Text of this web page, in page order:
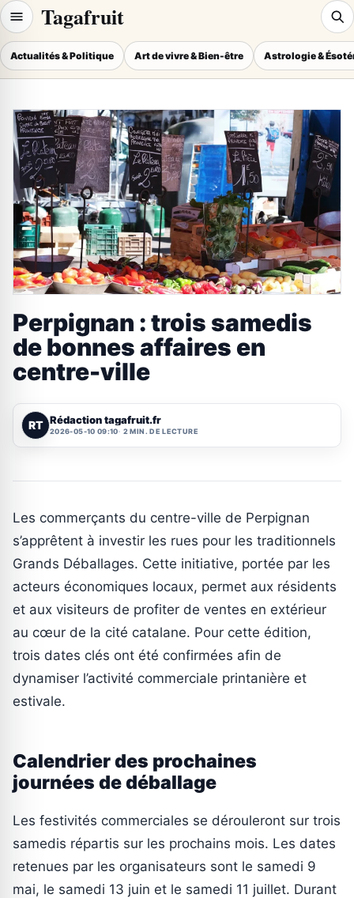
Tagafruit
Actualités & Politique Art de vivre & Bien-être Astrologie &
Perpignan : trois samedis
de bonnes affaires en
centre-ville
RT Rédaction tagafruit.fr
2026-05-10 09:10 2 MIN. DE LECTURE
Les commerçants du centre-ville de Perpignan
s’apprêtent à investir les rues pour les traditionnels
Grands Déballages. Cette initiative, portée par les
acteurs économiques locaux, permet aux résidents
et aux visiteurs de profiter de ventes en extérieur
au cœur de la cité catalane. Pour cette édition,
trois dates clés ont été confirmées afin de
dynamiser l’activité commerciale printanière et
estivale.
Calendrier des prochaines
journées de déballage
Les festivités commerciales se dérouleront sur trois
samedis répartis sur les prochains mois. Les dates
retenues par les organisateurs sont le samedi 9
mai, le samedi 13 juin et le samedi 11 juillet. Durant